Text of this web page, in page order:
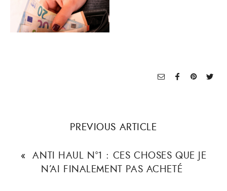
PREVIOUS ARTICLE
« ANTI HAUL N°1 : CES CHOSES QUE JE
N’AI FINALEMENT PAS ACHETÉ